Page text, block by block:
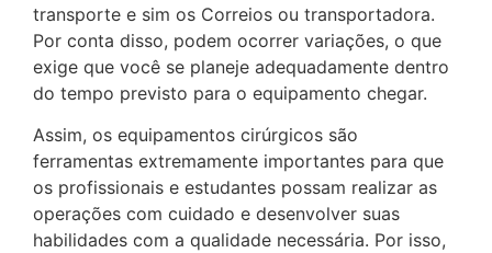
transporte e sim os Correios ou transportadora.
Por conta disso, podem ocorrer variações, o que
exige que você se planeje adequadamente dentro
do tempo previsto para o equipamento chegar.
Assim, os equipamentos cirúrgicos são
ferramentas extremamente importantes para que
os profissionais e estudantes possam realizar as
operações com cuidado e desenvolver suas
habilidades com a qualidade necessária. Por isso,